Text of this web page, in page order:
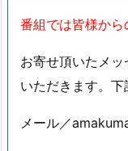
番組では皆様から
お寄せ頂いたメ
いただきます。下
メール／